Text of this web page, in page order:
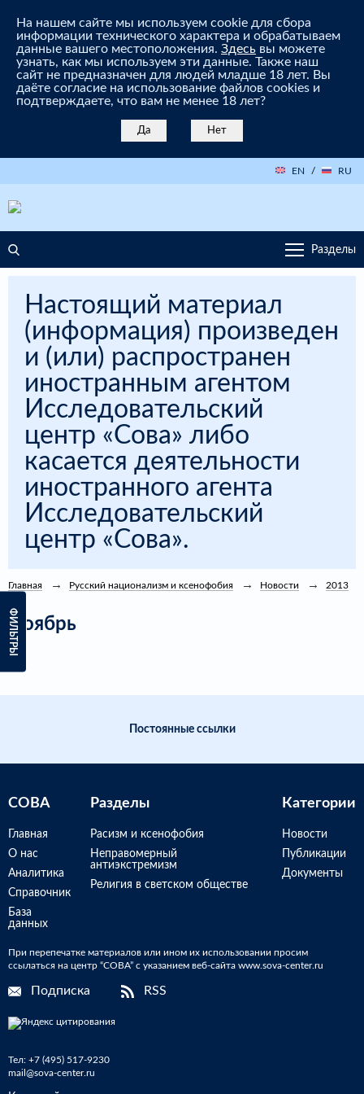
На нашем сайте мы используем cookie для сбора
информации технического характера и обрабатываем
данные вашего местоположения. Здесь вы можете
узнать, как мы используем эти данные. Также наш
сайт не предназначен для людей младше 18 лет. Вы
даёте согласие на использование файлов cookies и
подтверждаете, что вам не менее 18 лет?
Да Нет
EN / RU
Разделы
Настоящий материал
(информация) произведен
и (или) распространен
иностранным агентом
Исследовательский
центр «Сова» либо
касается деятельности
иностранного агента
Исследовательский
центр «Сова».
ФИЛЬТРЫ
Главная Русский национализм и ксенофобия Новости 2013
Ноябрь
Постоянные ссылки
СОВА
Главная
О нас
Аналитика
Справочник
База
данных
Разделы
Расизм и ксенофобия
Неправомерный
антиэкстремизм
Религия в светском обществе
Категории
Новости
Публикации
Документы
При перепечатке материалов или ином их использовании просим
ссылаться на центр “СОВА” с указанием веб-сайта www.sova-center.ru
Подписка RSS
Тел: +7 (495) 517-9230
mail@sova-center.ru